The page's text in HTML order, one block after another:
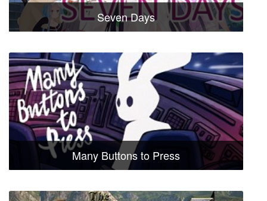
Seven Days
Many Buttons to Press